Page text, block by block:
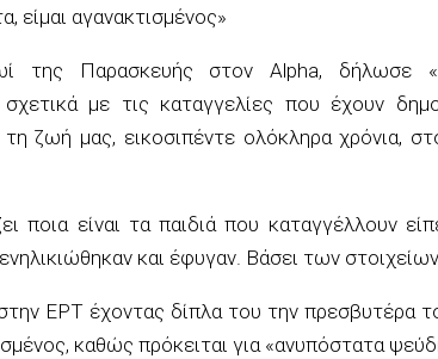
είμαι αγανακτισμένος»
Παρασκευής στον Alpha, δήλωσε
με τις καταγγελίες που έχουν
ζωή μας, εικοσιπέντε ολόκληρα χρόνια,
ποια είναι τα παιδιά που καταγγέλλουν
και έφυγαν. Βάσει των
ΕΡΤ έχοντας δίπλα του την πρεσβυτέρα
καθώς πρόκειται για «ανυπόστατα